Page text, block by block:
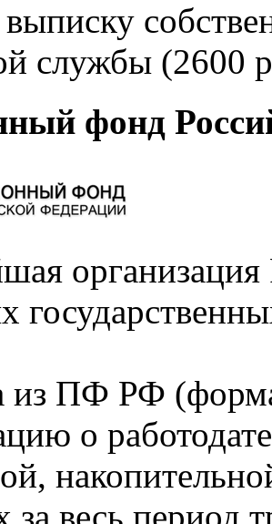
выписку
службы (2600
фонд
из ПФ РФ
о
за весь период